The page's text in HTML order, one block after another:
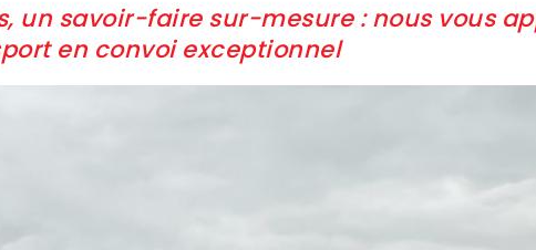
un savoir-faire sur-mesure : nous vous
en convoi exceptionnel